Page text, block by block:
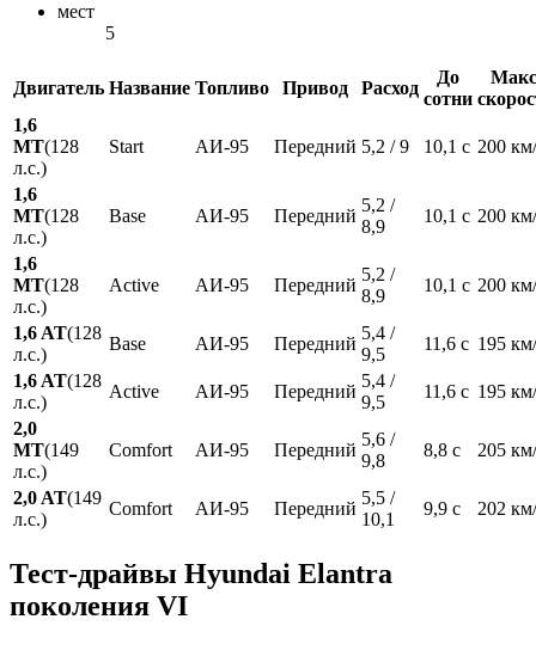
мест
5
Двигатель Название Топливо Привод Расход
До
сотни
1,6
MT(128
л.с.)
Start АИ-95 Передний 5,2 / 9 10,1 с 200
1,6
MT(128
л.с.)
Base АИ-95 Передний
5,2 /
8,9
10,1 с 200
1,6
MT(128
л.с.)
Active АИ-95 Передний
5,2 /
8,9
10,1 с 200
1,6 AT(128
л.с.)
Base АИ-95 Передний
5,4 /
9,5
11,6 с 195
1,6 AT(128
л.с.)
Active АИ-95 Передний
5,4 /
9,5
11,6 с 195
2,0
MT(149
л.с.)
Comfort АИ-95 Передний
5,6 /
9,8
8,8 с 205
2,0 AT(149
л.с.)
Comfort АИ-95 Передний
5,5 /
10,1
9,9 с 202
Тест-драйвы Hyundai Elantra
поколения VI